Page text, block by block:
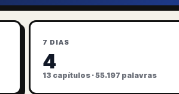
7 DIAS
4
13 capítulos · 55.197 palavras